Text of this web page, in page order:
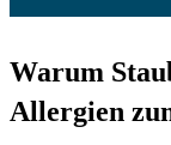
Warum
Allergien